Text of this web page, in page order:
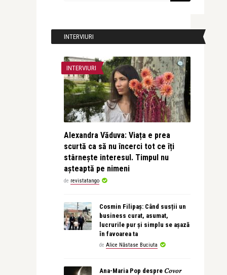
INTERVIURI
INTERVIURI
Alexandra Văduva: Viața e prea
scurtă ca să nu încerci tot ce îți
stârnește interesul. Timpul nu
așteaptă pe nimeni
de revistatango
Cosmin Filipaș: Când susții un
business curat, asumat,
lucrurile pur și simplu se așază
în favoarea ta
de Alice Năstase Buciuta
Ana-Maria Pop despre 𝐶𝑜𝑣𝑜𝑟